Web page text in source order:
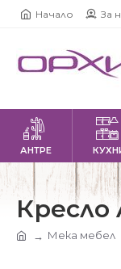
Начало За
АНТРЕ
Мека мебел
Кресло